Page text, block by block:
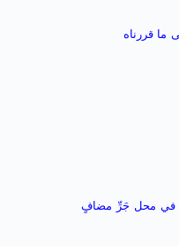
ما قررناه
في محل جَرِّ مضافٍ